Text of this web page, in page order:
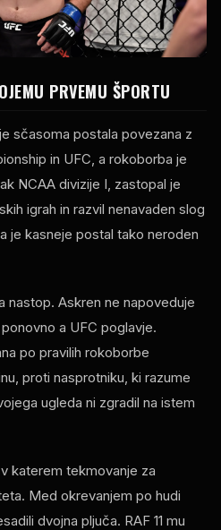
PRVEMU ŠPORTU
sčasoma postala povezana z
in UFC , a rokoborba je
NCAA divizije I, zastopal je
igrah in razvil nenavaden slog
je kasneje postal tako neroden
nastop. Askren ne napoveduje
a UFC poglavje.
po pravilih rokoborbe
proti nasprotniku, ki razume
ugleda ni zgradil na istem
katerem tekmovanje za
Med okrevanjem po hudi
dvojna pljuča. RAF 11 mu